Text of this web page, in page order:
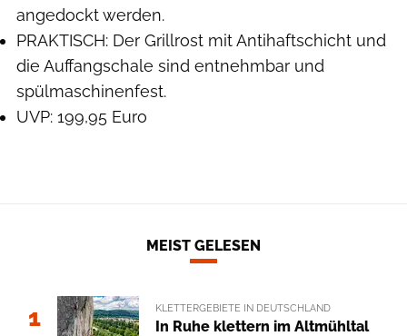
angedockt werden.
PRAKTISCH: Der Grillrost mit Antihaftschicht und
die Auffangschale sind entnehmbar und
spülmaschinenfest.
UVP: 199,95 Euro
MEIST GELESEN
1 KLETTERGEBIETE IN DEUTSCHLAND
In Ruhe klettern im Altmühltal